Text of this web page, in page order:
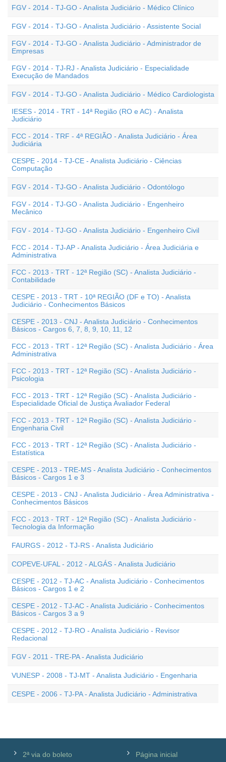
FGV - 2014 - TJ-GO - Analista Judiciário - Médico Clínico
FGV - 2014 - TJ-GO - Analista Judiciário - Assistente Social
FGV - 2014 - TJ-GO - Analista Judiciário - Administrador de
Empresas
FGV - 2014 - TJ-RJ - Analista Judiciário - Especialidade
Execução de Mandados
FGV - 2014 - TJ-GO - Analista Judiciário - Médico Cardiologista
IESES - 2014 - TRT - 14ª Região (RO e AC) - Analista
Judiciário
FCC - 2014 - TRF - 4ª REGIÃO - Analista Judiciário - Área
Judiciária
CESPE - 2014 - TJ-CE - Analista Judiciário - Ciências
Computação
FGV - 2014 - TJ-GO - Analista Judiciário - Odontólogo
FGV - 2014 - TJ-GO - Analista Judiciário - Engenheiro
Mecânico
FGV - 2014 - TJ-GO - Analista Judiciário - Engenheiro Civil
FCC - 2014 - TJ-AP - Analista Judiciário - Área Judiciária e
Administrativa
FCC - 2013 - TRT - 12ª Região (SC) - Analista Judiciário -
Contabilidade
CESPE - 2013 - TRT - 10ª REGIÃO (DF e TO) - Analista
Judiciário - Conhecimentos Básicos
CESPE - 2013 - CNJ - Analista Judiciário - Conhecimentos
Básicos - Cargos 6, 7, 8, 9, 10, 11, 12
FCC - 2013 - TRT - 12ª Região (SC) - Analista Judiciário - Área
Administrativa
FCC - 2013 - TRT - 12ª Região (SC) - Analista Judiciário -
Psicologia
FCC - 2013 - TRT - 12ª Região (SC) - Analista Judiciário -
Especialidade Oficial de Justiça Avaliador Federal
FCC - 2013 - TRT - 12ª Região (SC) - Analista Judiciário -
Engenharia Civil
FCC - 2013 - TRT - 12ª Região (SC) - Analista Judiciário -
Estatística
CESPE - 2013 - TRE-MS - Analista Judiciário - Conhecimentos
Básicos - Cargos 1 e 3
CESPE - 2013 - CNJ - Analista Judiciário - Área Administrativa -
Conhecimentos Básicos
FCC - 2013 - TRT - 12ª Região (SC) - Analista Judiciário -
Tecnologia da Informação
FAURGS - 2012 - TJ-RS - Analista Judiciário
COPEVE-UFAL - 2012 - ALGÁS - Analista Judiciário
CESPE - 2012 - TJ-AC - Analista Judiciário - Conhecimentos
Básicos - Cargos 1 e 2
CESPE - 2012 - TJ-AC - Analista Judiciário - Conhecimentos
Básicos - Cargos 3 a 9
CESPE - 2012 - TJ-RO - Analista Judiciário - Revisor
Redacional
FGV - 2011 - TRE-PA - Analista Judiciário
VUNESP - 2008 - TJ-MT - Analista Judiciário - Engenharia
CESPE - 2006 - TJ-PA - Analista Judiciário - Administrativa
2ª via do boleto Página inicial